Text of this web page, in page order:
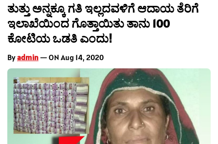
ತುತ್ತು ಅನ್ನಕ್ಕೂ ಗತಿ ಇಲ್ಲದವಳಿಗೆ ಆದಾಯ ತೆರಿಗೆ
ಇಲಾಖೆಯಿಂದ ಗೊತ್ತಾಯಿತು ತಾನು 100
ಕೋಟಿಯ ಒಡತಿ ಎಂದು!
Byadmin — ON Aug 14, 2020